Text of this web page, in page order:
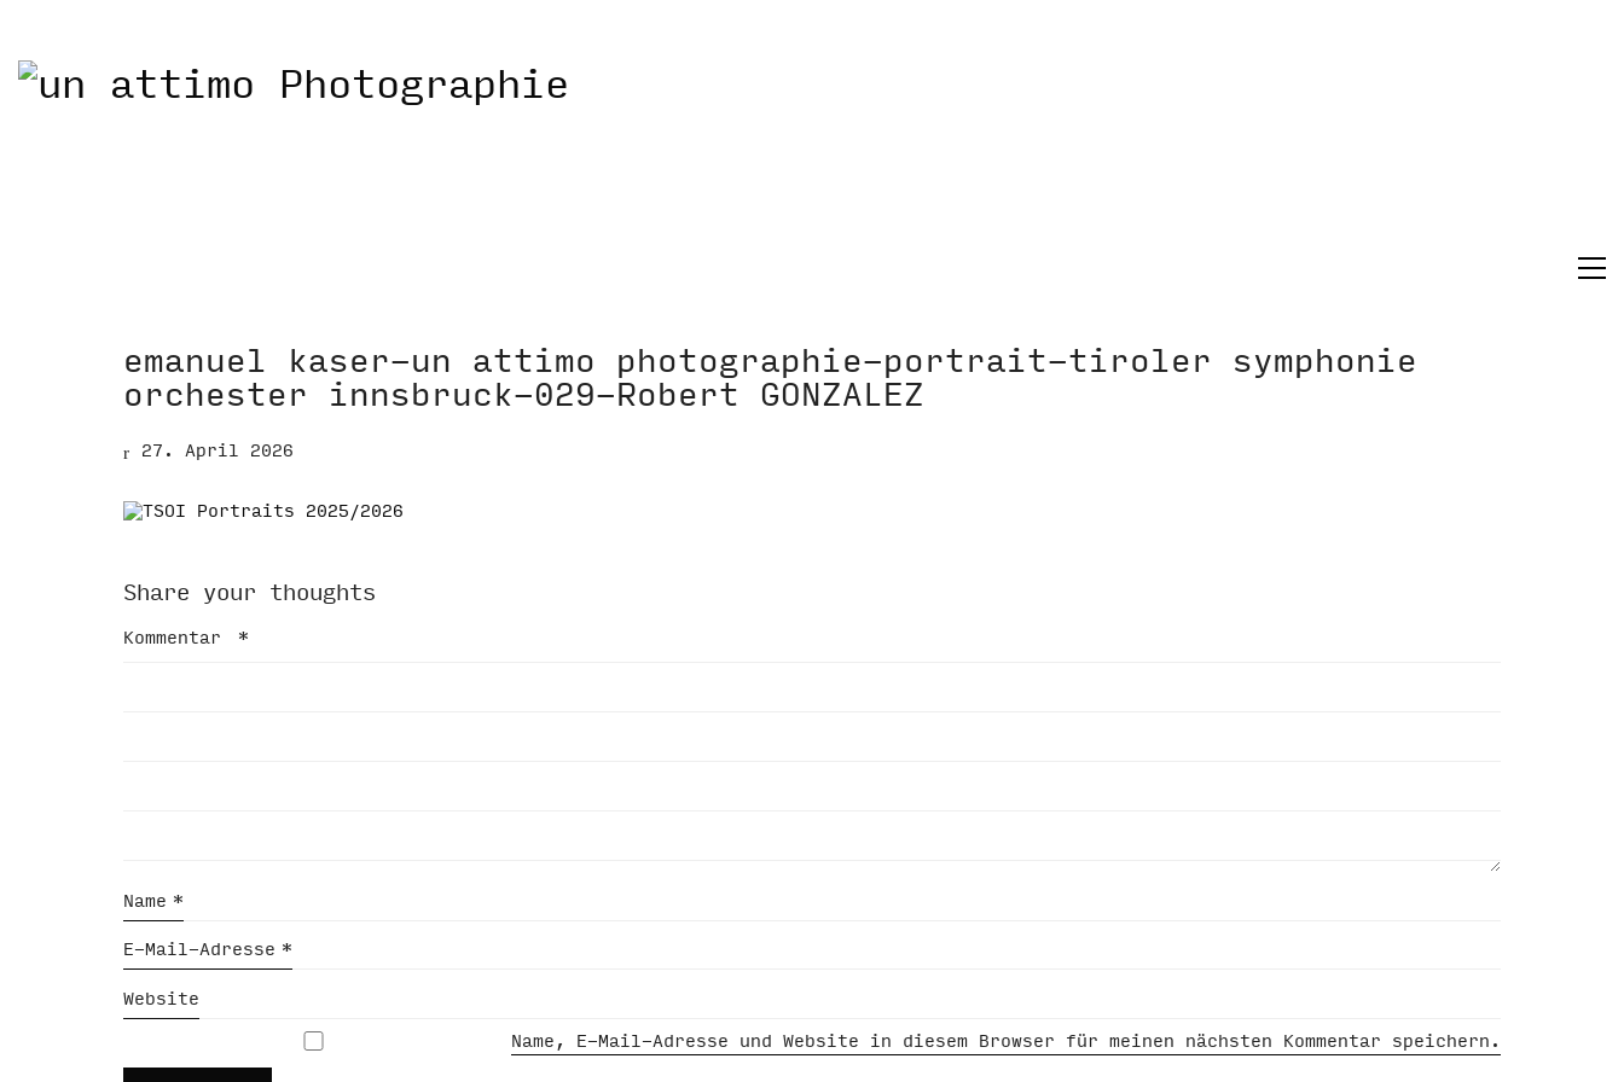
emanuel kaser-un attimo photographie-portrait-tiroler symphonie
orchester innsbruck-029-Robert GONZALEZ
27. April 2026
Share your thoughts
Kommentar *
Name *
E-Mail-Adresse *
Website
Name, E-Mail-Adresse und Website in diesem Browser für meinen nächsten Kommentar speichern.